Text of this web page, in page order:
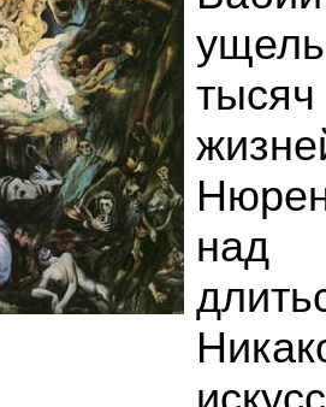
над